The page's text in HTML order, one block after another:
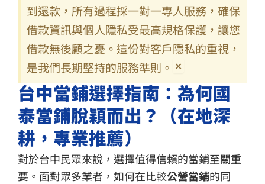
到還款，所有過程採一對一專人服務，確保
借款資訊與個人隱私受最高規格保護，讓您
借款無後顧之憂。這份對客戶隱私的重視，
是我們長期堅持的服務準則。 ×
台中當鋪選擇指南：為何國
泰當鋪脫穎而出？（在地深
耕，專業推薦）
對於台中民眾來說，選擇值得信賴的當鋪至關重
要。面對眾多業者，如何在比較公營當鋪的同